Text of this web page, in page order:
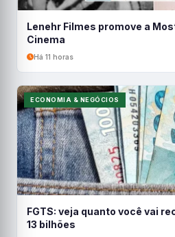
Lenehr Filmes promove a
Cinema
Há 11 horas
ECONOMIA & NEGÓCIOS
FGTS: veja quanto você vai
13 bilhões